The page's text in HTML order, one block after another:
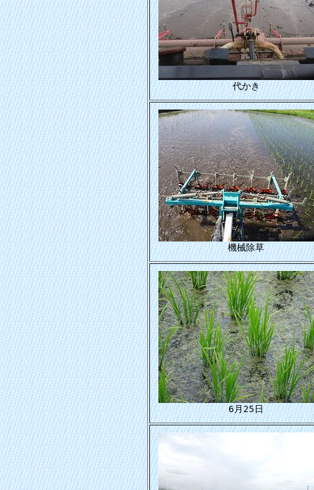
代かき
機械除草
6月25日